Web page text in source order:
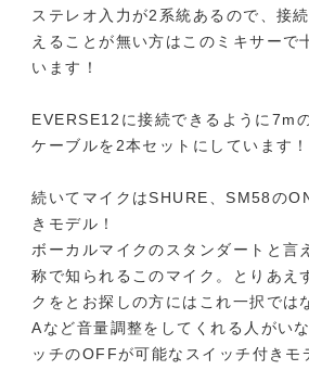
ステレオ入力が2系統あるので、接
えることが無い方はこのミキサーで
います！
EVERSE12に接続できるように7m
ケーブルを2本セットにしています！
続いてマイクはSHURE、SM58の
きモデル！
ボーカルマイクのスタンダートと言
称で知られるこのマイク。とりあえ
クをとお探しの方にはこれ一択では
Aなど音量調整をしてくれる人がい
ッチのOFFが可能なスイッチ付きモ